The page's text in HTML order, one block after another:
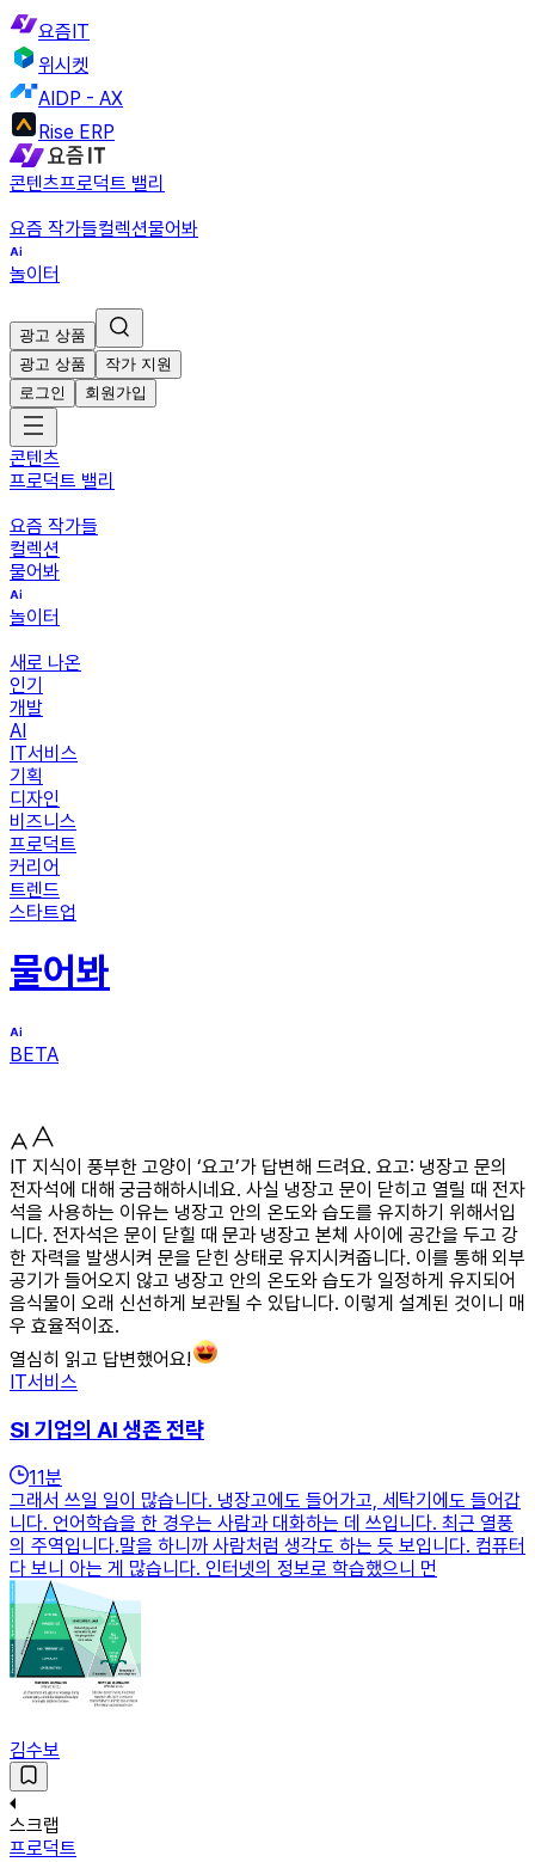
요즘IT
위시켓
AIDP - AX
Rise ERP
콘텐츠프로덕트 밸리
요즘 작가들컬렉션물어봐
놀이터
광고 상품
광고 상품
작가 지원
로그인
회원가입
콘텐츠
프로덕트 밸리
요즘 작가들
컬렉션
물어봐
놀이터
새로 나온
인기
개발
AI
IT서비스
기획
디자인
비즈니스
프로덕트
커리어
트렌드
스타트업
물어봐
BETA
IT 지식이 풍부한 고양이 ‘요고’가 답변해 드려요. 요고: 냉장고 문의
전자석에 대해 궁금해하시네요. 사실 냉장고 문이 닫히고 열릴 때 전자
석을 사용하는 이유는 냉장고 안의 온도와 습도를 유지하기 위해서입
니다. 전자석은 문이 닫힐 때 문과 냉장고 본체 사이에 공간을 두고 강
한 자력을 발생시켜 문을 닫힌 상태로 유지시켜줍니다. 이를 통해 외부
공기가 들어오지 않고 냉장고 안의 온도와 습도가 일정하게 유지되어
음식물이 오래 신선하게 보관될 수 있답니다. 이렇게 설계된 것이니 매
우 효율적이죠.
열심히 읽고 답변했어요!
IT서비스
SI 기업의 AI 생존 전략
11분
그래서 쓰일 일이 많습니다. 냉장고에도 들어가고, 세탁기에도 들어갑
니다. 언어학습을 한 경우는 사람과 대화하는 데 쓰입니다. 최근 열풍
의 주역입니다.말을 하니까 사람처럼 생각도 하는 듯 보입니다. 컴퓨터
다 보니 아는 게 많습니다. 인터넷의 정보로 학습했으니 먼
김수보
스크랩
프로덕트